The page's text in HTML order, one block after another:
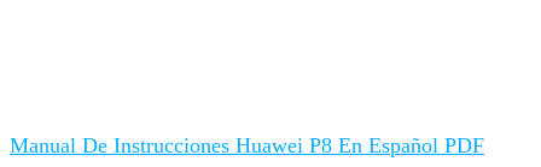
Manual De Instrucciones Huawei P8 En Español PDF